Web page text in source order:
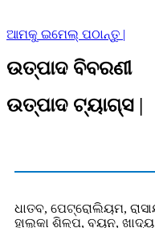
ଆମକୁ ଇମେଲ୍ ପଠାନ୍ତୁ |
ଉତ୍ପାଦ ବିବରଣୀ
ଉତ୍ପାଦ ଟ୍ୟାଗ୍ସ |
ଧାତବ, ପେଟ୍ରୋଲିୟମ,
ହାଲୁକା ଶିଳ୍ପ, ବୟନ,